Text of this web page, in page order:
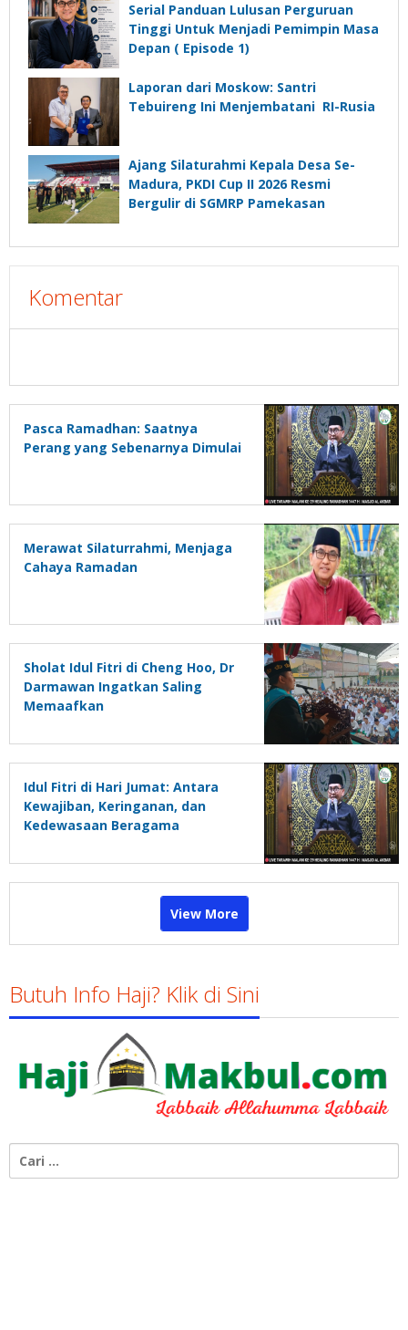
Depan”?
Serial Panduan Lulusan Perguruan
Tinggi Untuk Menjadi Pemimpin Masa
Depan ( Episode 1)
Laporan dari Moskow: Santri
Tebuireng Ini Menjembatani RI-Rusia
Ajang Silaturahmi Kepala Desa Se-
Madura, PKDI Cup II 2026 Resmi
Bergulir di SGMRP Pamekasan
Komentar
Pasca Ramadhan: Saatnya
Perang yang Sebenarnya Dimulai
Merawat Silaturrahmi, Menjaga
Cahaya Ramadan
Sholat Idul Fitri di Cheng Hoo, Dr
Darmawan Ingatkan Saling
Memaafkan
Idul Fitri di Hari Jumat: Antara
Kewajiban, Keringanan, dan
Kedewasaan Beragama
View More
Butuh Info Haji? Klik di Sini
untuk: